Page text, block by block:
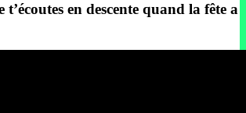
en descente quand la fête a